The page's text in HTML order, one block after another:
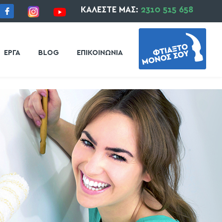
ΚΑΛΕΣΤΕ ΜΑΣ: 2310 515 658
ΕΡΓΑ BLOG ΕΠΙΚΟΙΝΩΝΙΑ